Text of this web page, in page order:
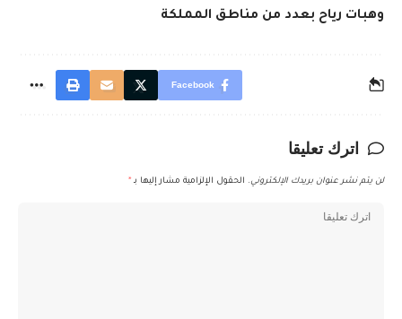
وهبات رياح بعدد من مناطق المملكة
Facebook
اترك تعليقا
لن يتم نشر عنوان بريدك الإلكتروني. الحقول الإلزامية مشار إليها بـ *